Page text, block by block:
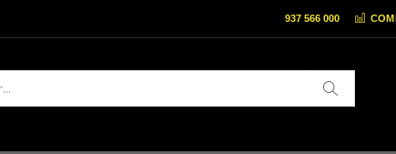
937 566 000